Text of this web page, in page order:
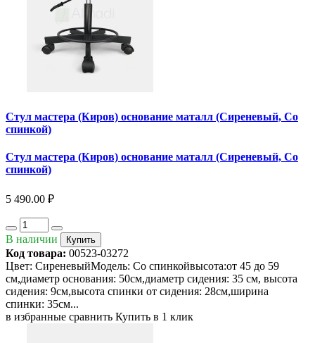
Стул мастера (Киров) основание маталл (Сиреневый, Со
спинкой)
Стул мастера (Киров) основание маталл (Сиреневый, Со
спинкой)
5 490.00 ₽
В наличии Купить
Код товара: 00523-03272
Цвет: СиреневыйМодель: Со спинкойвысота:от 45 до 59
см,диаметр основания: 50см,диаметр сидения: 35 см, высота
сидения: 9см,высота спинки от сидения: 28см,ширина
спинки: 35см...
в избранные сравнить Купить в 1 клик